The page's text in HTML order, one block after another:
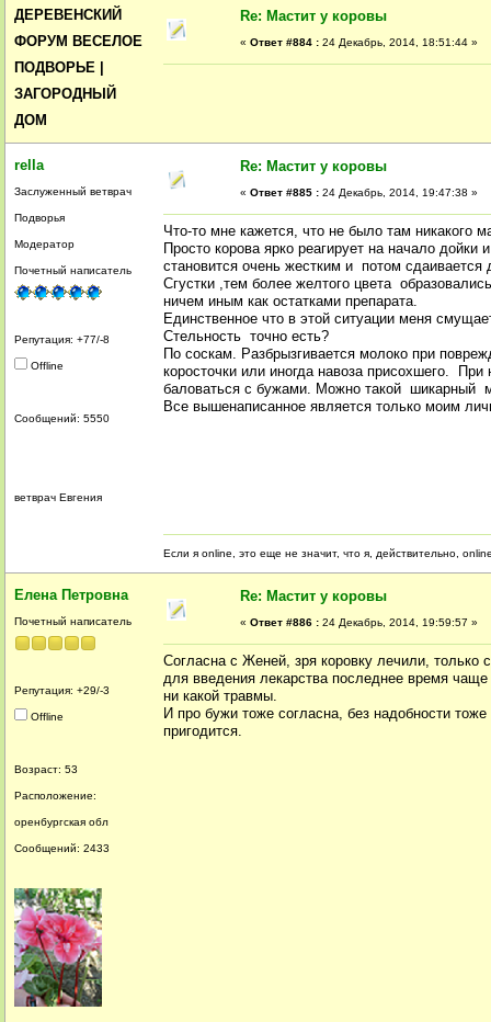
ДЕРЕВЕНСКИЙ
ФОРУМ ВЕСЕЛОЕ
ПОДВОРЬЕ |
ЗАГОРОДНЫЙ
ДОМ
Re: Мастит у коровы
« Ответ #884 : 24 Декабрь, 2014, 18:51:44 »
rella
Заслуженный ветврач
Подворья
Модератор
Почетный написатель
Репутация: +77/-8
Offline
Сообщений: 5550
ветврач Евгения
Re: Мастит у коровы
« Ответ #885 : 24 Декабрь, 2014, 19:47:38 »
Что-то мне кажется, что не было там никакого
Просто корова ярко реагирует на начало
становится очень жестким и потом сдаивается
Сгустки ,тем более желтого цвета
ничем иным как остатками препарата.
Единственное что в этой ситуации меня
Стельность точно есть?
По соскам. Разбрызгивается молоко при
коросточки или иногда навоза присохшего.
баловаться с бужами. Можно такой шикарный
Все вышенаписанное является только моим
Если я online, это еще не значит, что я, действительно,
Елена Петровна
Почетный написатель
Репутация: +29/-3
Offline
Возраст: 53
Расположение:
оренбургская обл
Сообщений: 2433
Re: Мастит у коровы
« Ответ #886 : 24 Декабрь, 2014, 19:59:57 »
Согласна с Женей, зря коровку лечили, только
для введения лекарства последнее время
ни какой травмы.
И про бужи тоже согласна, без надобности
пригодится.